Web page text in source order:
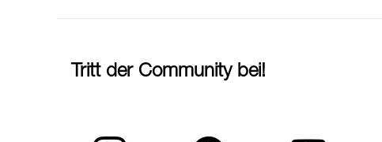
Tritt der Community bei!